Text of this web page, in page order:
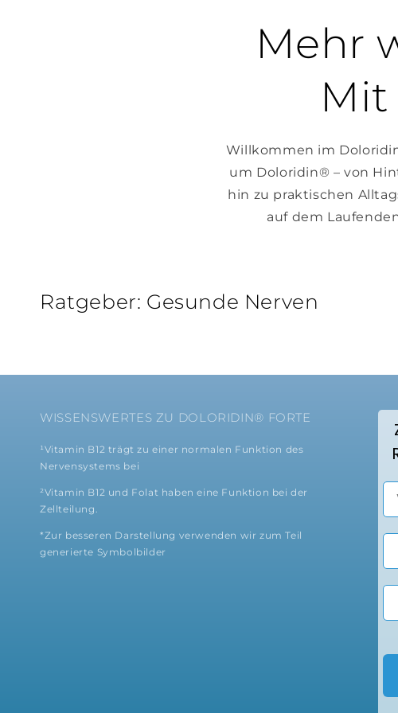
Mehr
Willkommen im
um Doloridin® – von
hin zu praktischen
auf dem
Ratgeber: Gesunde Nerven
WISSENSWERTES ZU DOLORIDIN® FORTE
¹Vitamin B12 trägt zu einer normalen Funktion des
Nervensystems bei
²Vitamin B12 und Folat haben eine Funktion bei der
Zellteilung.
*Zur besseren Darstellung verwenden wir zum Teil
generierte Symbolbilder